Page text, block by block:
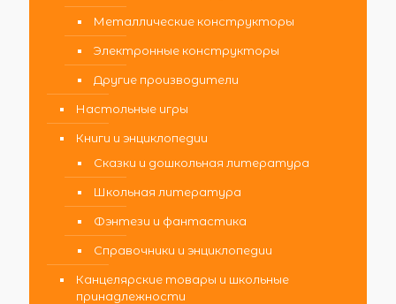
Металлические конструкторы
Электронные конструкторы
Другие производители
Настольные игры
Книги и энциклопедии
Сказки и дошкольная литература
Школьная литература
Фэнтези и фантастика
Справочники и энциклопедии
Канцелярские товары и школьные
принадлежности